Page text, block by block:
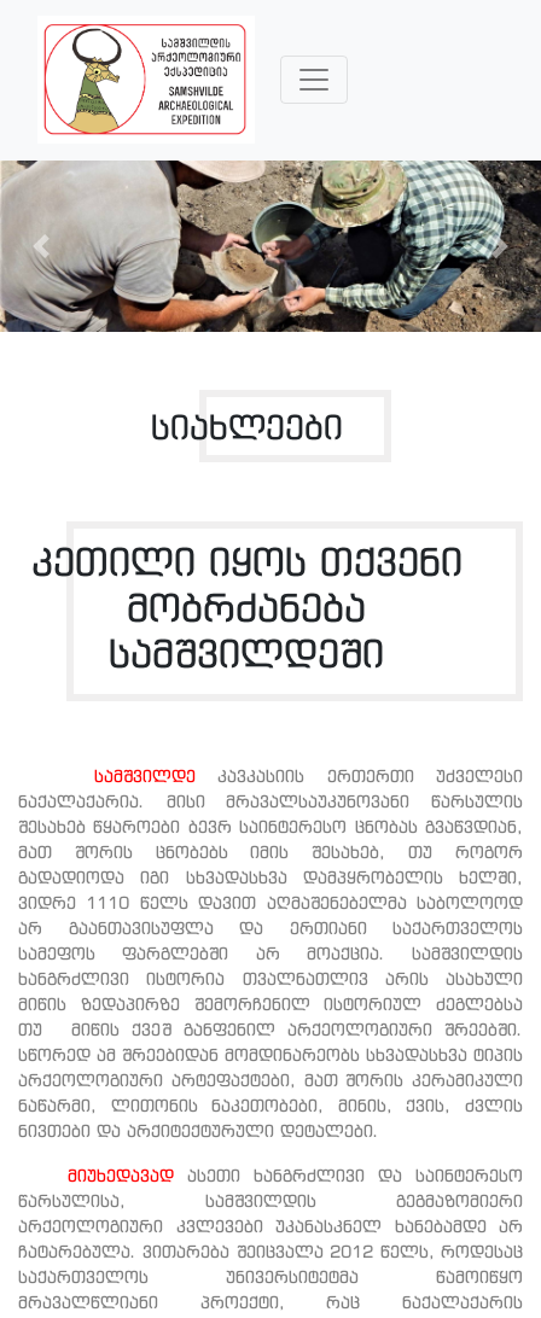
Previous
სიახლეები
კეთილი იყოს თქვენი
მობრძანება
სამშვილდეში
სამშვილდე კავკასიის ერთერთი უძველესი
ნაქალაქარია. მისი მრავალსაუკუნოვანი წარსულის
შესახებ წყაროები ბევრ საინტერესო ცნობას გვაწვდიან,
მათ შორის ცნობებს იმის შესახებ, თუ როგორ
გადადიოდა იგი სხვადასხვა დამპყრობელის ხელში,
ვიდრე 1110 წელს დავით აღმაშენებელმა საბოლოოდ
არ გაანთავისუფლა და ერთიანი საქართველოს
სამეფოს ფარგლებში არ მოაქცია. სამშვილდის
ხანგრძლივი ისტორია თვალნათლივ არის ასახული
მიწის ზედაპირზე შემორჩენილ ისტორიულ ძეგლებსა
თუ მიწის ქვეშ განფენილ არქეოლოგიური შრეებში.
სწორედ ამ შრეებიდან მომდინარეობს სხვადასხვა ტიპის
არქეოლოგიური არტეფაქტები, მათ შორის კერამიკული
ნაწარმი, ლითონის ნაკეთობები, მინის, ქვის, ძვლის
ნივთები და არქიტექტურული დეტალები.
მიუხედავად ასეთი ხანგრძლივი და საინტერესო
წარსულისა, სამშვილდის გეგმაზომიერი
არქეოლოგიური კვლევები უკანასკნელ ხანებამდე არ
ჩატარებულა. ვითარება შეიცვალა 2012 წელს, როდესაც
საქართველოს უნივერსიტეტმა წამოიწყო
მრავალწლიანი პროექტი, რაც ნაქალაქარის